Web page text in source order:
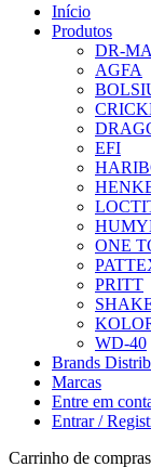
Início
Produtos
DR-
AGFA
EFI
ONE
PRITT
WD-40
Brands
Marcas
Entre em
Entrar /
Carrinho de compras